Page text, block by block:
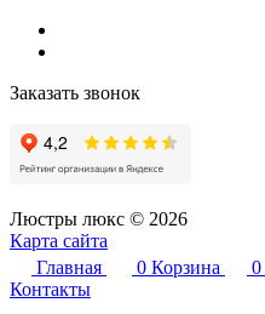
Заказать звонок
Люстры люкс © 2026
Карта сайта
Главная
0 Корзина 0
Контакты